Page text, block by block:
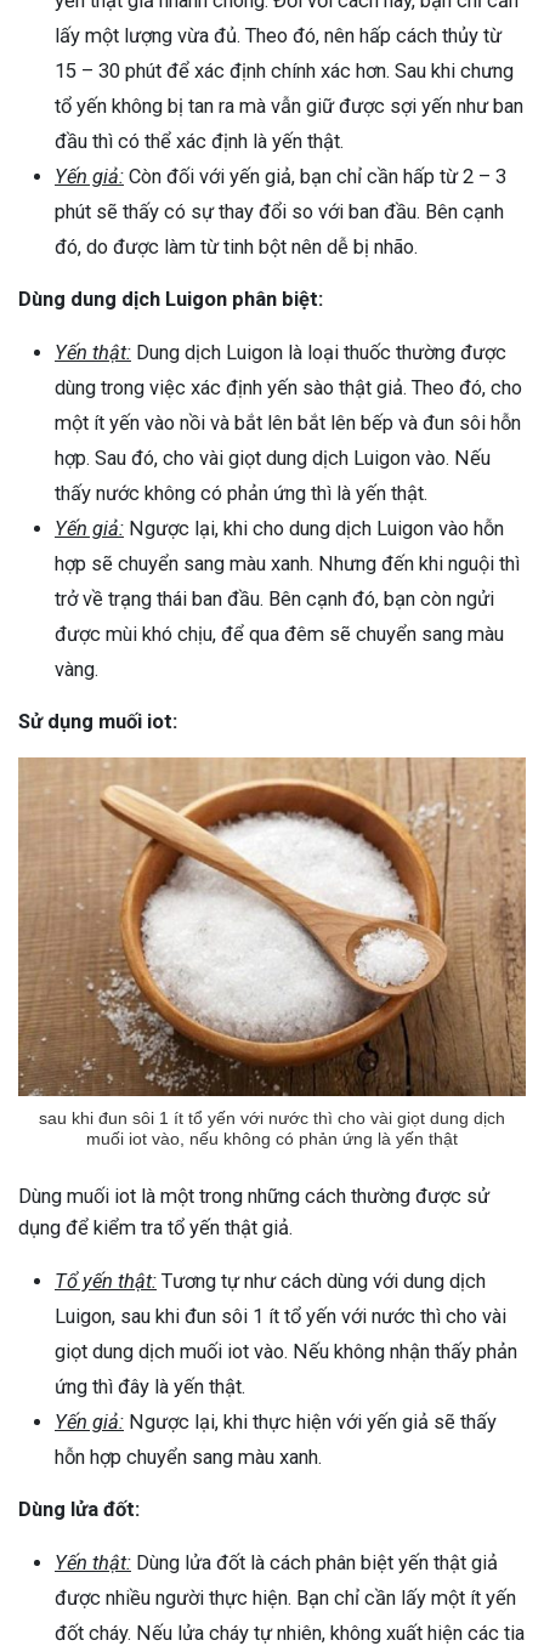
lấy một lượng vừa đủ. Theo đó, nên hấp cách thủy từ
15 – 30 phút để xác định chính xác hơn. Sau khi chưng
tổ yến không bị tan ra mà vẫn giữ được sợi yến như ban
đầu thì có thể xác định là yến thật.
Yến giả: Còn đối với yến giả, bạn chỉ cần hấp từ 2 – 3
phút sẽ thấy có sự thay đổi so với ban đầu. Bên cạnh
đó, do được làm từ tinh bột nên dễ bị nhão.
Dùng dung dịch Luigon phân biệt:
Yến thật: Dung dịch Luigon là loại thuốc thường được
dùng trong việc xác định yến sào thật giả. Theo đó, cho
một ít yến vào nồi và bắt lên bắt lên bếp và đun sôi hỗn
hợp. Sau đó, cho vài giọt dung dịch Luigon vào. Nếu
thấy nước không có phản ứng thì là yến thật.
Yến giả: Ngược lại, khi cho dung dịch Luigon vào hỗn
hợp sẽ chuyển sang màu xanh. Nhưng đến khi nguội thì
trở về trạng thái ban đầu. Bên cạnh đó, bạn còn ngửi
được mùi khó chịu, để qua đêm sẽ chuyển sang màu
vàng.
Sử dụng muối iot:
sau khi đun sôi 1 ít tổ yến với nước thì cho vài giọt dung dịch
muối iot vào, nếu không có phản ứng là yến thật
Dùng muối iot là một trong những cách thường được sử
dụng để kiểm tra tổ yến thật giả.
Tổ yến thật: Tương tự như cách dùng với dung dịch
Luigon, sau khi đun sôi 1 ít tổ yến với nước thì cho vài
giọt dung dịch muối iot vào. Nếu không nhận thấy phản
ứng thì đây là yến thật.
Yến giả: Ngược lại, khi thực hiện với yến giả sẽ thấy
hỗn hợp chuyển sang màu xanh.
Dùng lửa đốt:
Yến thật: Dùng lửa đốt là cách phân biệt yến thật giả
được nhiều người thực hiện. Bạn chỉ cần lấy một ít yến
đốt cháy. Nếu lửa cháy tự nhiên, không xuất hiện các tia